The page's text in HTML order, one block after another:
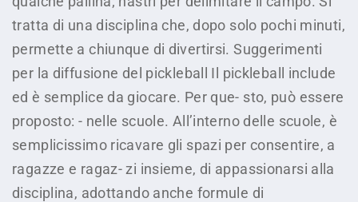
tratta di una disciplina che, dopo solo pochi minuti,
permette a chiunque di divertirsi. Suggerimenti
per la diffusione del pickleball Il pickleball include
ed è semplice da giocare. Per que- sto, può essere
proposto: - nelle scuole. All’interno delle scuole, è
semplicissimo ricavare gli spazi per consentire, a
ragazze e ragaz- zi insieme, di appassionarsi alla
disciplina, adottando anche formule di